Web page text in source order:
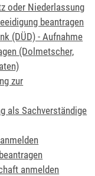
oder Niederlassung
beantragen
(DÜD) - Aufnahme
(Dolmetscher,
zur
als Sachverständige
anmelden